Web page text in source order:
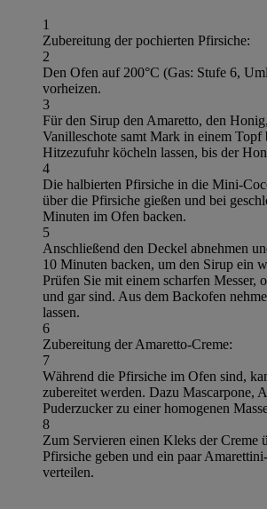
1
Zubereitung der pochierten Pfirsiche:
2
Den Ofen auf 200°C (Gas: Stufe 6,
vorheizen.
3
Für den Sirup den Amaretto, den
Vanilleschote samt Mark in einem Topf
Hitzezufuhr köcheln lassen, bis der
4
Die halbierten Pfirsiche in die Mini-
über die Pfirsiche gießen und bei
Minuten im Ofen backen.
5
Anschließend den Deckel abnehmen
10 Minuten backen, um den Sirup ein
Prüfen Sie mit einem scharfen Messer,
und gar sind. Aus dem Backofen
lassen.
6
Zubereitung der Amaretto-Creme:
7
Während die Pfirsiche im Ofen sind,
zubereitet werden. Dazu Mascarpone,
Puderzucker zu einer homogenen
8
Zum Servieren einen Kleks der Creme
Pfirsiche geben und ein paar
verteilen.